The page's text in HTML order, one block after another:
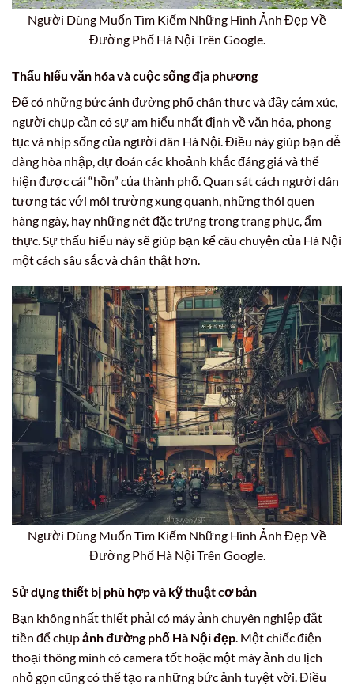
Người Dùng Muốn Tìm Kiếm Những Hình Ảnh Đẹp Về
Đường Phố Hà Nội Trên Google.
Thấu hiểu văn hóa và cuộc sống địa phương
Để có những bức ảnh đường phố chân thực và đầy cảm xúc,
người chụp cần có sự am hiểu nhất định về văn hóa, phong
tục và nhịp sống của người dân Hà Nội. Điều này giúp bạn dễ
dàng hòa nhập, dự đoán các khoảnh khắc đáng giá và thể
hiện được cái “hồn” của thành phố. Quan sát cách người dân
tương tác với môi trường xung quanh, những thói quen
hàng ngày, hay những nét đặc trưng trong trang phục, ẩm
thực. Sự thấu hiểu này sẽ giúp bạn kể câu chuyện của Hà Nội
một cách sâu sắc và chân thật hơn.
Người Dùng Muốn Tìm Kiếm Những Hình Ảnh Đẹp Về
Đường Phố Hà Nội Trên Google.
Sử dụng thiết bị phù hợp và kỹ thuật cơ bản
Bạn không nhất thiết phải có máy ảnh chuyên nghiệp đắt
tiền để chụpảnh đường phố Hà Nội đẹp. Một chiếc điện
thoại thông minh có camera tốt hoặc một máy ảnh du lịch
nhỏ gọn cũng có thể tạo ra những bức ảnh tuyệt vời. Điều